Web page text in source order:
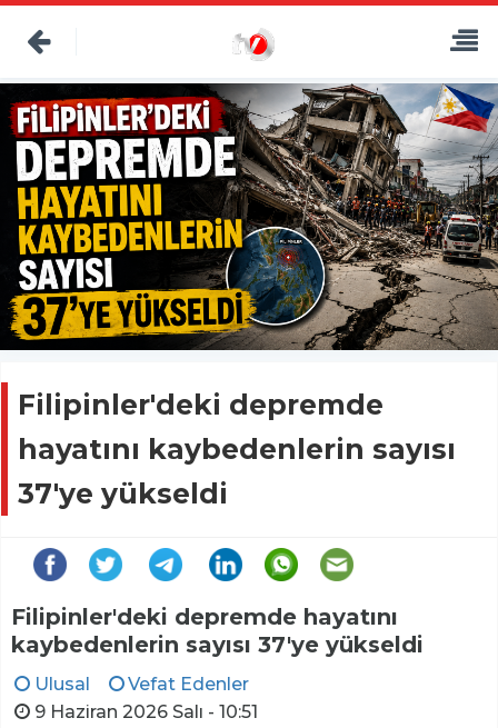
Filipinler'deki depremde
hayatını kaybedenlerin sayısı
37'ye yükseldi
Filipinler'deki depremde hayatını
kaybedenlerin sayısı 37'ye yükseldi
Ulusal
Vefat Edenler
9 Haziran 2026 Salı - 10:51